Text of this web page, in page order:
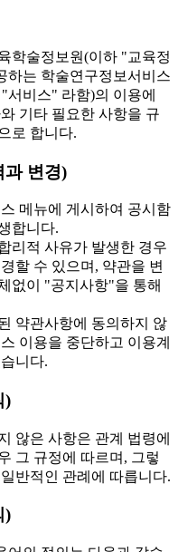
학술정보원(이하 "교육정
하는 학술연구정보서비스
서비스" 라함)의 이용에
기타 필요한 사항을 규
로 합니다.
과 변경)
메뉴에 게시하여 공시함
합니다.
리적 사유가 발생한 경우
할 수 있으며, 약관을 변
없이 "공지사항"을 통해
약관사항에 동의하지 않
이용을 중단하고 이용계
니다.
)
않은 사항은 관계 법령에
그 규정에 따르며, 그렇
반적인 관례에 따릅니다.
)